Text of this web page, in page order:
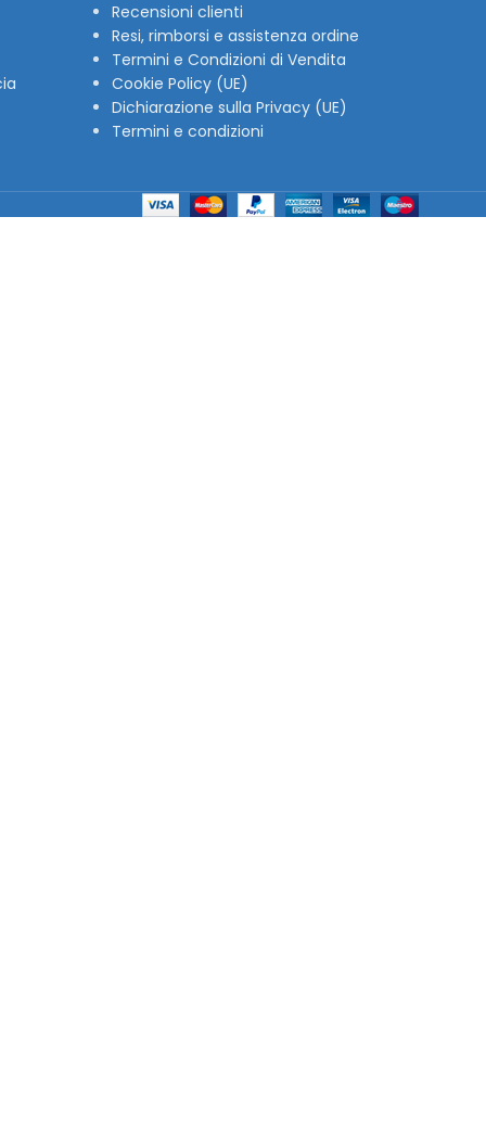
Recensioni clienti
Resi, rimborsi e assistenza ordine
Termini e Condizioni di Vendita
Cookie Policy (UE)
Dichiarazione sulla Privacy (UE)
Termini e condizioni